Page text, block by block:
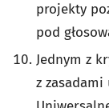
projekty
pod
Jednym z
z